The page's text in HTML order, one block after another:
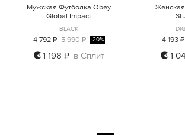
S M
Мужская Футболка Obey
Global Impact
BLACK
4 792 ₽ 5 990 ₽ -20%
1 198 ₽ в Сплит
4 193 ₽
1